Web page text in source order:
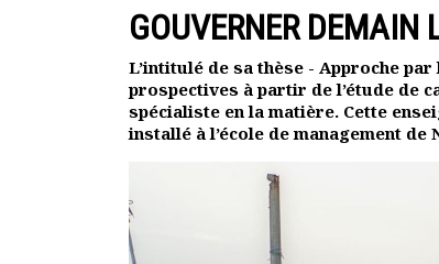
Statuts de l’association
Vie de l’association
Calendrier des activités
Assemblées générales
Comptes rendus mensuels
Rapports moraux
Nous rejoindre
Présentation du bulletin
GOUVERNER DEMAIN
L’intitulé de sa thèse - Approche
prospectives à partir de l’étude de
spécialiste en la matière. Cette
installé à l’école de management de